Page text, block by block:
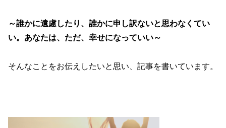
～誰かに遠慮したり、誰かに申し訳ないと思わなくてい
い。あなたは、ただ、幸せになっていい～
そんなことをお伝えしたいと思い、記事を書いています。